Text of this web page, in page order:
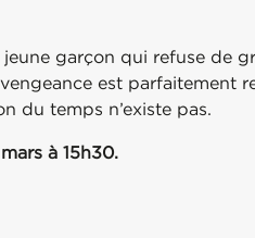
garçon qui refuse de
est parfaitement
du temps n’existe pas.
à 15h30.